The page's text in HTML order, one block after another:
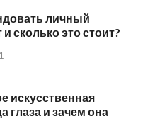
личный
сколько это стоит?
искусственная
глаза и зачем она